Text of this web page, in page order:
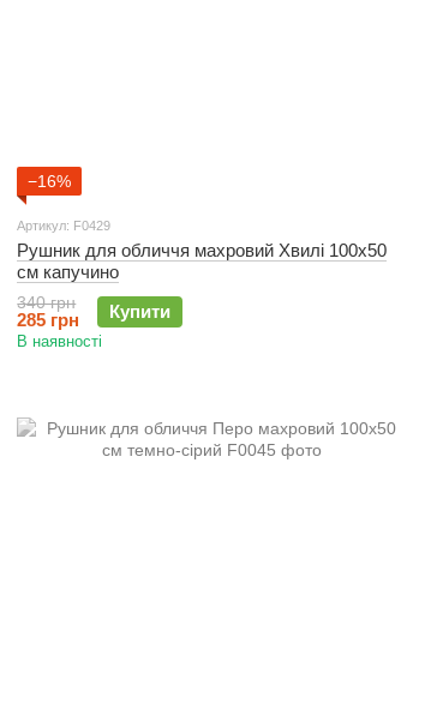
−16%
Артикул: F0429
Рушник для обличчя махровий Хвилі 100х50
см капучино
340 грн
285 грн Купити
В наявності